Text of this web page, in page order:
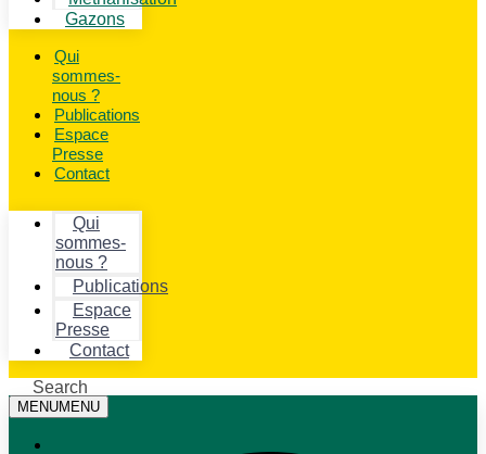
Gazons
Qui
sommes-
nous ?
Publications
Espace
Presse
Contact
Qui
sommes-
nous ?
Publications
Espace
Presse
Contact
Search
MENUMENU